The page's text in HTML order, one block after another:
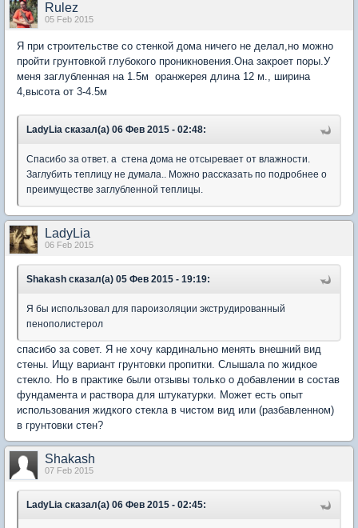
Rulez
05 Feb 2015
Я при строительстве со стенкой дома ничего не делал,но можно
пройти грунтовкой глубокого проникновения.Она закроет поры.У
меня заглубленная на 1.5м оранжерея длина 12 м., ширина
4,высота от 3-4.5м
LadyLia сказал(а) 06 Фев 2015 - 02:48:
Спасибо за ответ. а стена дома не отсыревает от влажности.
Заглубить теплицу не думала.. Можно рассказать по подробнее о
преимуществе заглубленной теплицы.
LadyLia
06 Feb 2015
Shakash сказал(а) 05 Фев 2015 - 19:19:
Я бы использовал для пароизоляции экструдированный
пенополистерол
спасибо за совет. Я не хочу кардинально менять внешний вид
стены. Ищу вариант грунтовки пропитки. Слышала по жидкое
стекло. Но в практике были отзывы только о добавлении в состав
фундамента и раствора для штукатурки. Может есть опыт
использования жидкого стекла в чистом вид или (разбавленном)
в грунтовки стен?
Shakash
07 Feb 2015
LadyLia сказал(а) 06 Фев 2015 - 02:45: